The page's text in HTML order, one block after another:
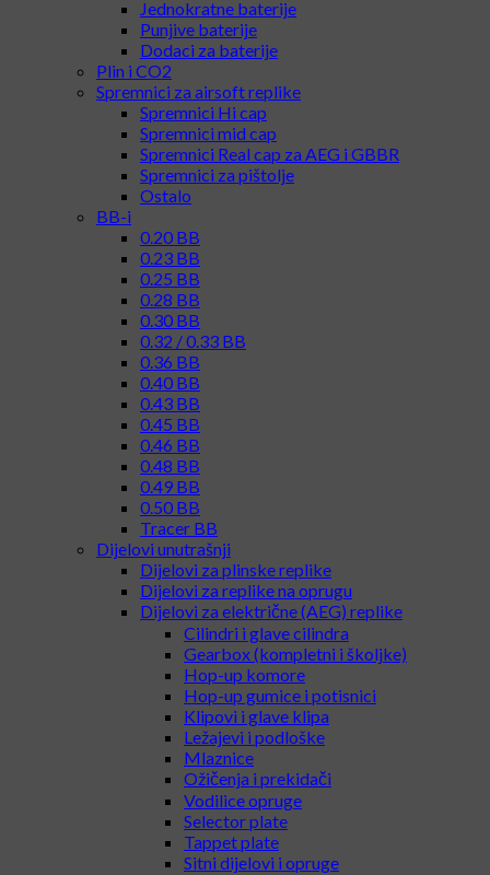
Jednokratne baterije
Punjive baterije
Dodaci za baterije
Plin i CO2
Spremnici za airsoft replike
Spremnici Hi cap
Spremnici mid cap
Spremnici Real cap za AEG i GBBR
Spremnici za pištolje
Ostalo
BB-i
0.20 BB
0.23 BB
0.25 BB
0.28 BB
0.30 BB
0.32 / 0.33 BB
0.36 BB
0.40 BB
0.43 BB
0.45 BB
0.46 BB
0.48 BB
0.49 BB
0.50 BB
Tracer BB
Dijelovi unutrašnji
Dijelovi za plinske replike
Dijelovi za replike na oprugu
Dijelovi za električne (AEG) replike
Cilindri i glave cilindra
Gearbox (kompletni i školjke)
Hop-up komore
Hop-up gumice i potisnici
Klipovi i glave klipa
Ležajevi i podloške
Mlaznice
Ožičenja i prekidači
Vodilice opruge
Selector plate
Tappet plate
Sitni dijelovi i opruge